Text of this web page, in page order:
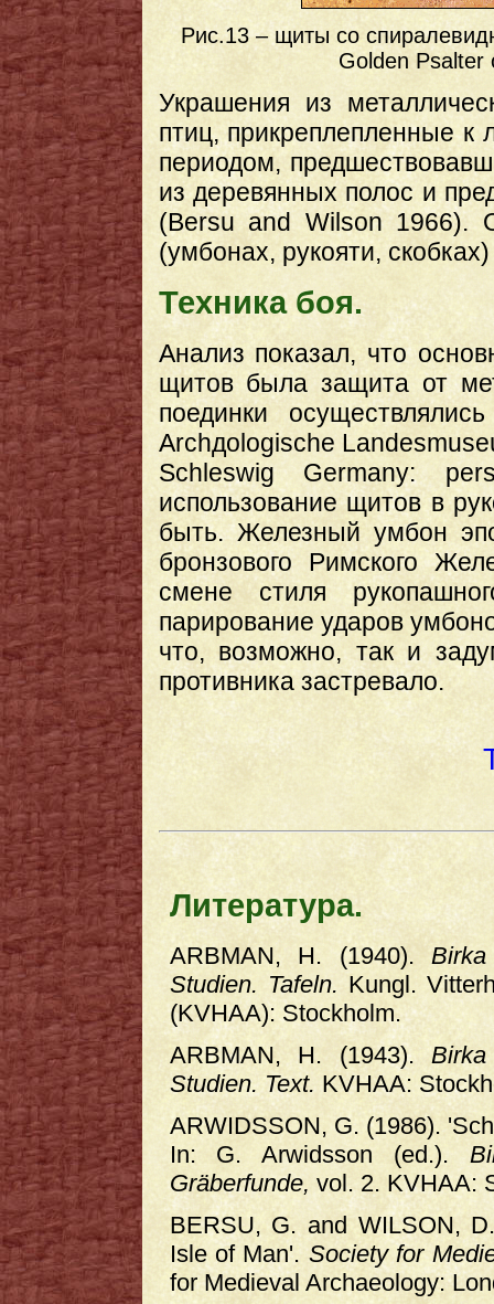
Рис.13 – щиты со
Golden Psalter
Украшения из
птиц, прикреплепленные к
периодом,
из деревянных полос и
(Bersu and Wilson 1966).
(умбонах, рукояти,
Техника боя.
Анализ показал, что
щитов была защита от
поединки
Archдologische
Schleswig Germany:
использование щитов в
быть. Железный умбон
бронзового Римского
смене стиля
парирование ударов
что, возможно, так и
противника застревало.
Литература.
ARBMAN, H. (1940).
Studien. Tafeln. Kungl.
(KVHAA): Stockholm.
ARBMAN, H. (1943).
Studien. Text. KVHAA:
ARWIDSSON, G. (1986).
In: G. Arwidsson (ed.).
Gräberfunde, vol. 2. KVHAA:
BERSU, G. and WILSON,
Isle of Man'.Society for
for Medieval Archaeology: